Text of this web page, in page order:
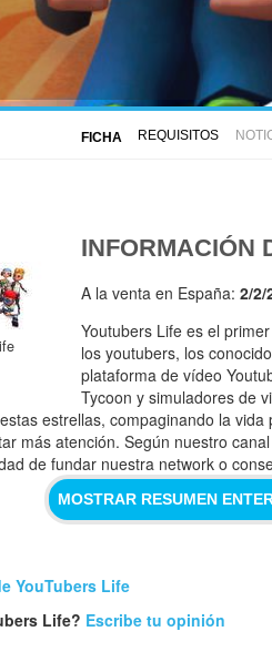
FICHA REQUISITOS
INFORMACIÓN
A la venta en España: 2/2/
Youtubers Life es el
los youtubers, los
plataforma de vídeo
Tycoon y simuladores de
estrellas, compaginando la
más atención. Según nuestro
de fundar nuestra network o
MOSTRAR RESUMEN
YouTubers Life
Life? Escribe tu opinión